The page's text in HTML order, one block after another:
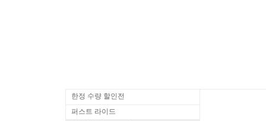
한정 수량 할인전
퍼스트 라이드